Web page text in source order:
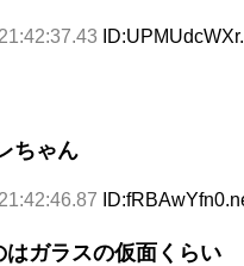
ちゃん
ガラスの仮面くらい